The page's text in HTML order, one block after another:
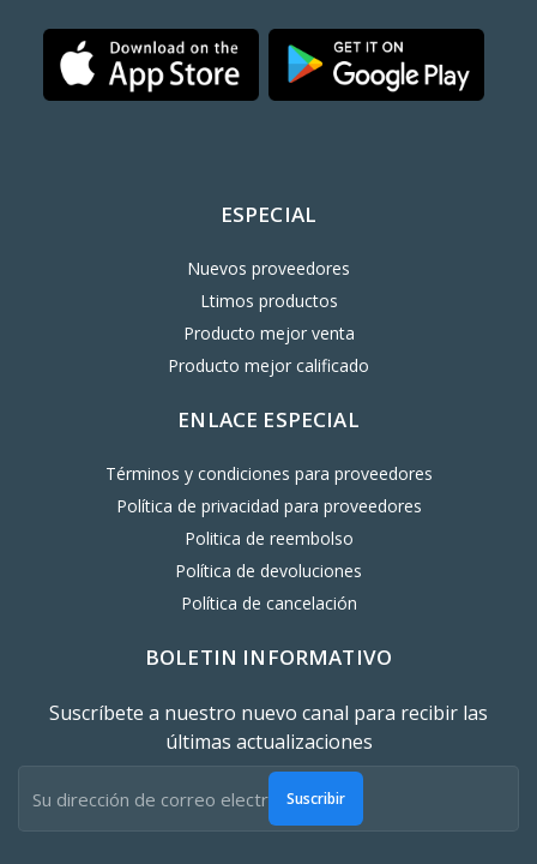
ESPECIAL
Nuevos proveedores
Ltimos productos
Producto mejor venta
Producto mejor calificado
ENLACE ESPECIAL
Términos y condiciones para proveedores
Política de privacidad para proveedores
Politica de reembolso
Política de devoluciones
Política de cancelación
BOLETIN INFORMATIVO
Suscríbete a nuestro nuevo canal para recibir las
últimas actualizaciones
Suscribir